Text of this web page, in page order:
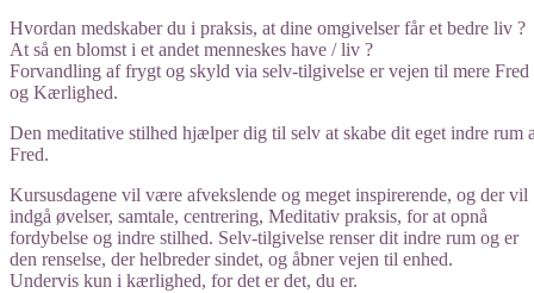
Hvordan medskaber du i praksis, at dine omgivelser får et bedre liv ?
At så en blomst i et andet menneskes have / liv ?
Forvandling af frygt og skyld via selv-tilgivelse er vejen til mere Fred
og Kærlighed.
Den meditative stilhed hjælper dig til selv at skabe dit eget indre rum
Fred.
Kursusdagene vil være afvekslende og meget inspirerende, og der vil
indgå øvelser, samtale, centrering, Meditativ praksis, for at opnå
fordybelse og indre stilhed. Selv-tilgivelse renser dit indre rum og er
den renselse, der helbreder sindet, og åbner vejen til enhed.
Undervis kun i kærlighed, for det er det, du er.